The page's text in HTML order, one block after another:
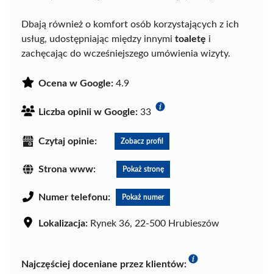
Dbają również o komfort osób korzystających z ich
usług, udostępniając między innymi toaletę i
zachęcając do wcześniejszego umówienia wizyty.
Ocena w Google: 4.9
Liczba opinii w Google: 33
Czytaj opinie: Zobacz profil
Strona www: Pokaż stronę
Numer telefonu: Pokaż numer
Lokalizacja: Rynek 36, 22-500 Hrubieszów
Najczęściej doceniane przez klientów: